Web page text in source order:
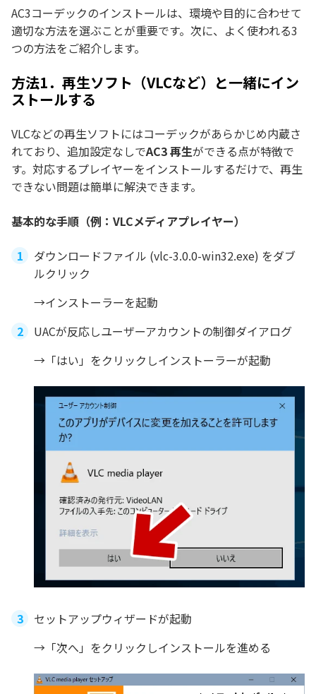
AC3コーデックのインストールは、環境や目的に合わせて
適切な方法を選ぶことが重要です。次に、よく使われる3
つの方法をご紹介します。
方法1．再生ソフト（VLCなど）と一緒にイン
ストールする
VLCなどの再生ソフトにはコーデックがあらかじめ内蔵さ
れており、追加設定なしでAC3 再生ができる点が特徴で
す。対応するプレイヤーをインストールするだけで、再生
できない問題は簡単に解決できます。
基本的な手順（例：VLCメディアプレイヤー）
ダウンロードファイル (vlc-3.0.0-win32.exe) をダブ
ルクリック
→インストーラーを起動
UACが反応しユーザーアカウントの制御ダイアログ
→「はい」をクリックしインストーラーが起動
セットアップウィザードが起動
→「次へ」をクリックしインストールを進める